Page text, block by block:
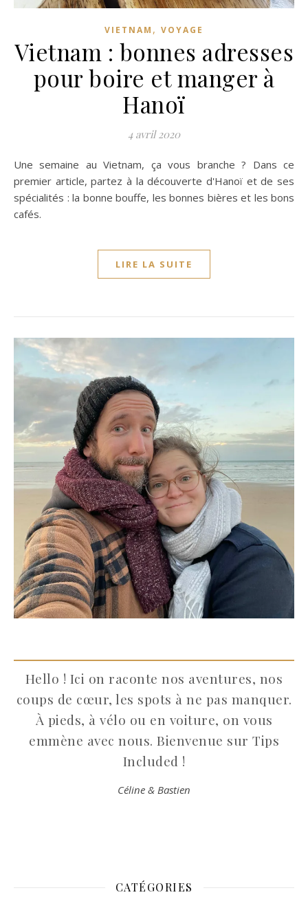
VIETNAM , VOYAGE
Vietnam : bonnes adresses
pour boire et manger à
Hanoï
4 avril 2020
Une semaine au Vietnam, ça vous branche ? Dans ce
premier article, partez à la découverte d'Hanoï et de ses
spécialités : la bonne bouffe, les bonnes bières et les bons
cafés.
LIRE LA SUITE
Hello ! Ici on raconte nos aventures, nos
coups de cœur, les spots à ne pas manquer.
À pieds, à vélo ou en voiture, on vous
emmène avec nous. Bienvenue sur Tips
Included !
Céline & Bastien
CATÉGORIES